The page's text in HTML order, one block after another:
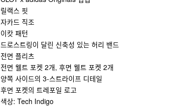
릴랙스 핏
자카드 직조
이캇 패턴
드로스트링이 달린 신축성 있는 허리 밴드
전면 플리츠
전면 웰트 포켓 2개, 후면 웰트 포켓 2개
양쪽 사이드의 3-스트라이프 디테일
후면 포켓의 트레포일 로고
색상: Tech Indigo